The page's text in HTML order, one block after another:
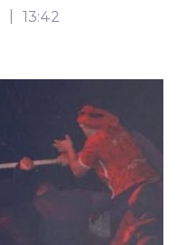
13:42